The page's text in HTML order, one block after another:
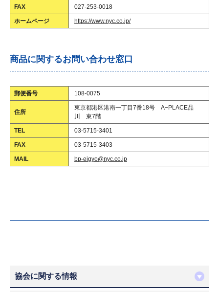
FAX 027-253-0018
ホームページ https://www.nyc.co.jp/
商品に関するお問い合わせ窓口
郵便番号 108-0075
住所
東京都港区港南一丁目7番18号 A−PLACE品
川 東7階
TEL 03-5715-3401
FAX 03-5715-3403
MAIL bp-eigyo@nyc.co.jp
協会に関する情報